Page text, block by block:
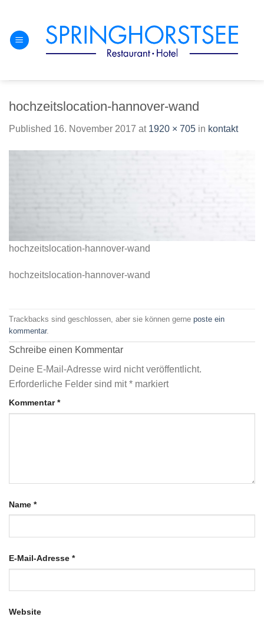
content
hochzeitslocation-hannover-wand
Published 16. November 2017 at 1920 × 705 in kontakt
hochzeitslocation-hannover-wand
hochzeitslocation-hannover-wand
Trackbacks sind geschlossen, aber sie können gerne poste ein
kommentar.
Schreibe einen Kommentar
Deine E-Mail-Adresse wird nicht veröffentlicht.
Erforderliche Felder sind mit* markiert
Kommentar*
Name *
E-Mail-Adresse *
Website